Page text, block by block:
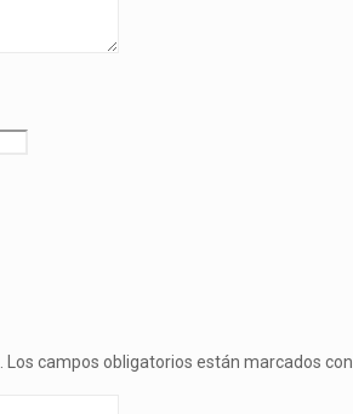
Los campos obligatorios están marcados con